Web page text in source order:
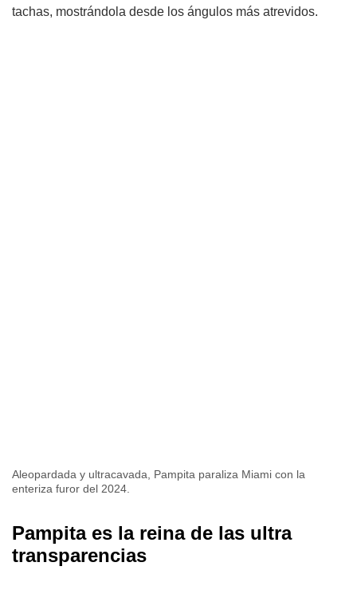
tachas, mostrándola desde los ángulos más atrevidos.
Aleopardada y ultracavada, Pampita paraliza Miami con la
enteriza furor del 2024.
Pampita es la reina de las ultra
transparencias